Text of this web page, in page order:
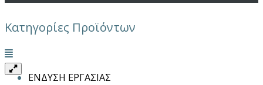
Κατηγορίες Προϊόντων
Μενού
ΕΝΔΥΣΗ ΕΡΓΑΣΙΑΣ